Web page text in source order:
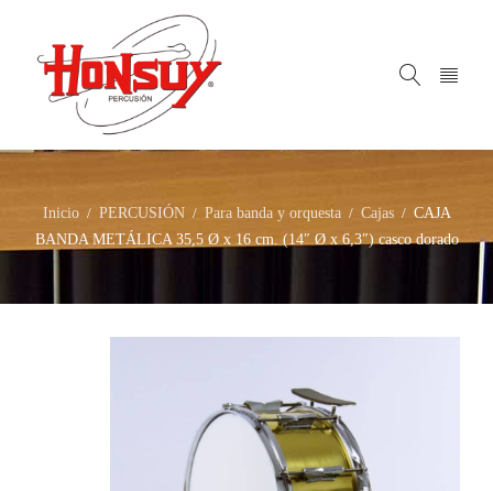
Inicio / PERCUSIÓN / Para banda y orquesta / Cajas / CAJA
BANDA METÁLICA 35,5 Ø x 16 cm. (14″ Ø x 6,3″) casco dorado